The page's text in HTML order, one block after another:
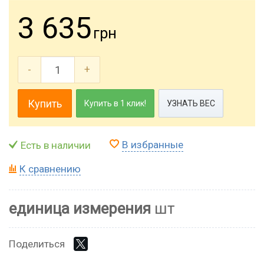
3 635 грн
- +
Купить Купить в 1 клик! УЗНАТЬ ВЕС
Есть в наличии В избранные
К сравнению
единица измерения шт
Поделиться